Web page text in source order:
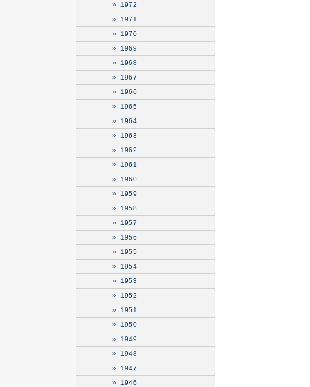
» 1972
» 1971
» 1970
» 1969
» 1968
» 1967
» 1966
» 1965
» 1964
» 1963
» 1962
» 1961
» 1960
» 1959
» 1958
» 1957
» 1956
» 1955
» 1954
» 1953
» 1952
» 1951
» 1950
» 1949
» 1948
» 1947
» 1946